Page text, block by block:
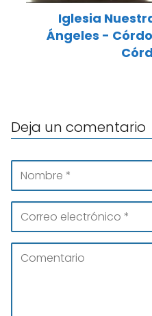
Iglesia
Ángeles -
Deja un comentario